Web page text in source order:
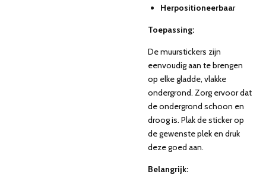
Herpositioneerbaar
Toepassing:
De muurstickers zijn
eenvoudig aan te brengen
op elke gladde, vlakke
ondergrond. Zorg ervoor dat
de ondergrond schoon en
droog is. Plak de sticker op
de gewenste plek en druk
deze goed aan.
Belangrijk: